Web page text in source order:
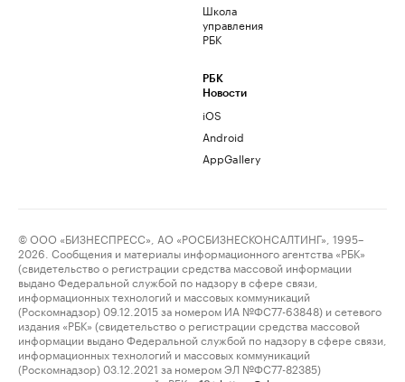
Школа
управления
РБК
РБК
Новости
iOS
Android
AppGallery
© ООО «БИЗНЕСПРЕСС», АО «РОСБИЗНЕСКОНСАЛТИНГ», 1995–
2026. Сообщения и материалы информационного агентства «РБК»
(свидетельство о регистрации средства массовой информации
выдано Федеральной службой по надзору в сфере связи,
информационных технологий и массовых коммуникаций
(Роскомнадзор) 09.12.2015 за номером ИА №ФС77-63848) и сетевого
издания «РБК» (свидетельство о регистрации средства массовой
информации выдано Федеральной службой по надзору в сфере связи,
информационных технологий и массовых коммуникаций
(Роскомнадзор) 03.12.2021 за номером ЭЛ №ФС77-82385)